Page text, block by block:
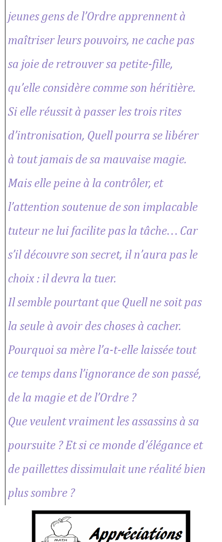
jeunes gens de l’Ordre apprennent à
maîtriser leurs pouvoirs, ne cache pas
sa joie de retrouver sa petite-fille,
qu’elle considère comme son héritière.
Si elle réussit à passer les trois rites
d’intronisation, Quell pourra se libérer
à tout jamais de sa mauvaise magie.
Mais elle peine à la contrôler, et
l’attention soutenue de son implacable
tuteur ne lui facilite pas la tâche… Car
s’il découvre son secret, il n’aura pas le
choix : il devra la tuer.
Il semble pourtant que Quell ne soit pas
la seule à avoir des choses à cacher.
Pourquoi sa mère l’a-t-elle laissée tout
ce temps dans l’ignorance de son passé,
de la magie et de l’Ordre ?
Que veulent vraiment les assassins à sa
poursuite ? Et si ce monde d’élégance et
de paillettes dissimulait une réalité bien
plus sombre ?